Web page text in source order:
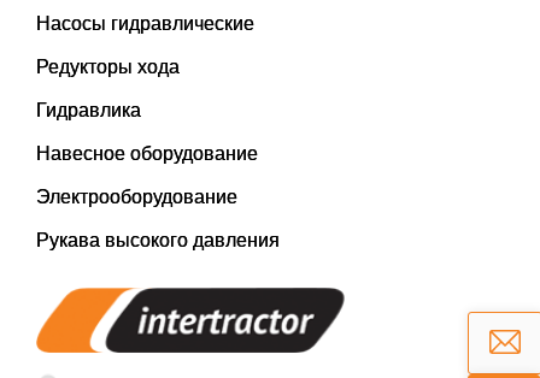
Насосы гидравлические
Редукторы хода
Гидравлика
Навесное оборудование
Электрооборудование
Рукава высокого давления